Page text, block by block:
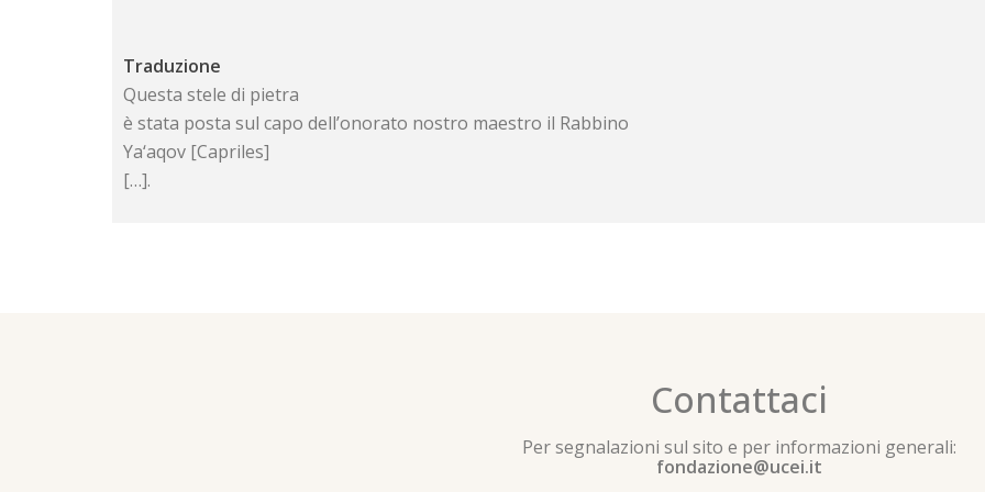
Traduzione
Questa stele di pietra
è stata posta sul capo dell’onorato nostro maestro il Rabbino
Ya‘aqov [Capriles]
[…].
Contattaci
Per segnalazioni sul sito e per informazioni generali:
fondazione@ucei.it